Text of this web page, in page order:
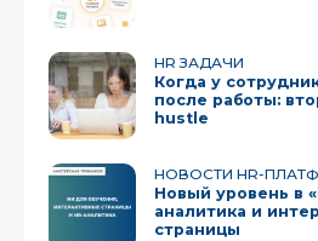
HR ЗАДАЧИ
Когда у
после работы:
hustle
НОВОСТИ HR-
Новый уровень в
аналитика и
страницы